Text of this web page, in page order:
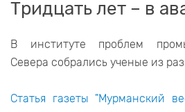
Тридцать лет – в
В институте проблем
Севера собрались ученые из
Статья газеты "Мурманский